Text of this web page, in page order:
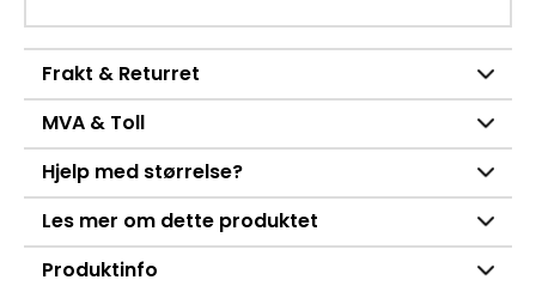
Frakt & Returret
MVA & Toll
Hjelp med størrelse?
Les mer om dette produktet
Produktinfo